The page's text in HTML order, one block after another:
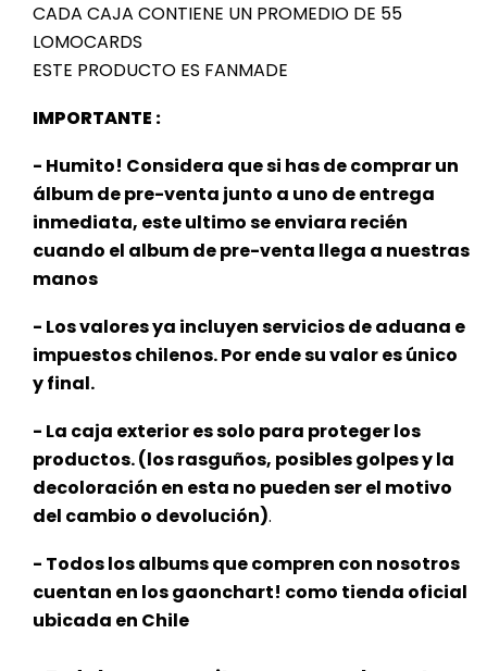
CADA CAJA CONTIENE UN PROMEDIO DE 55
LOMOCARDS
ESTE PRODUCTO ES FANMADE
IMPORTANTE :
- Humito! Considera que si has de comprar un
álbum de pre-venta junto a uno de entrega
inmediata, este ultimo se enviara recién
cuando el album de pre-venta llega a nuestras
manos
- Los valores ya incluyen servicios de aduana e
impuestos chilenos. Por ende su valor es único
y final.
- La caja exterior es solo para proteger los
productos. (los rasguños, posibles golpes y la
decoloración en esta no pueden ser el motivo
del cambio o devolución).
- Todos los albums que compren con nosotros
cuentan en los gaonchart! como tienda oficial
ubicada en Chile